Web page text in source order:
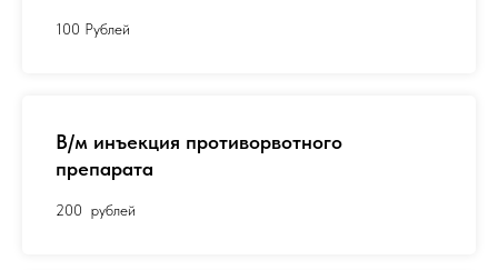
100 Рублей
В/м инъекция противорвотного
препарата
200 рублей